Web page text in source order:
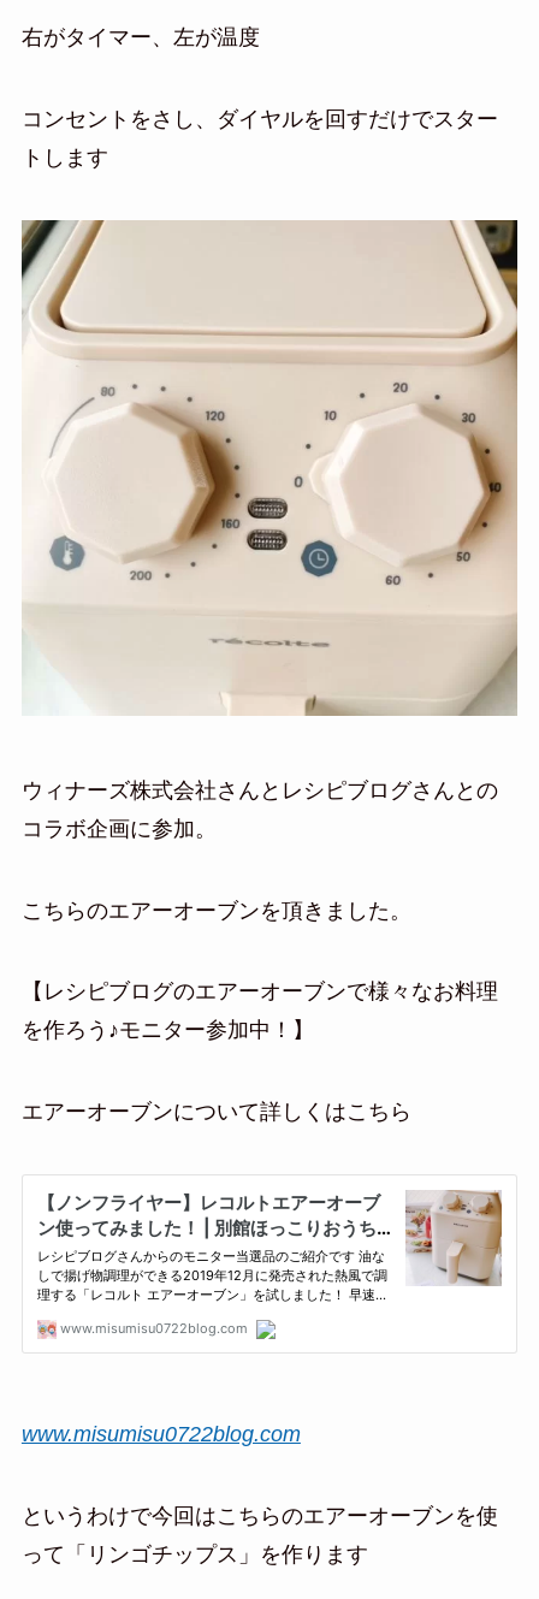
右がタイマー、左が温度
コンセントをさし、ダイヤルを回すだけでスター
トします
ウィナーズ株式会社さんとレシピブログさんとの
コラボ企画に参加。
こちらのエアーオーブンを頂きました。
【レシピブログのエアーオーブンで様々なお料理
を作ろう♪モニター参加中！】
エアーオーブンについて詳しくはこちら
www.misumisu0722blog.com
というわけで今回はこちらのエアーオーブンを使
って「リンゴチップス」を作ります